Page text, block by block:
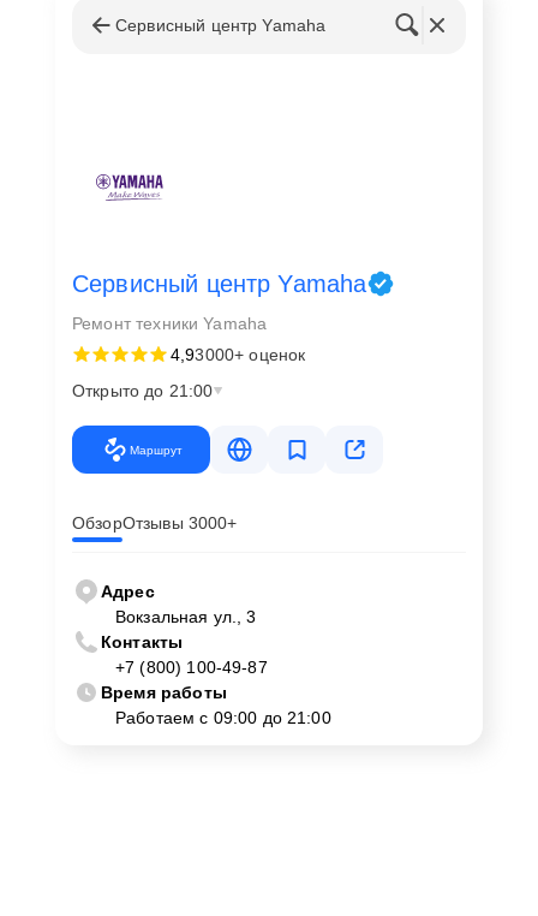
Сервисный центр Yamaha
Сервисный центр Yamaha
Ремонт техники Yamaha
4,93000+ оценок
Открыто до 21:00
Маршрут
ОбзорОтзывы 3000+
Адрес
Вокзальная ул., 3
Контакты
+7 (800) 100-49-87
Время работы
Работаем с 09:00 до 21:00